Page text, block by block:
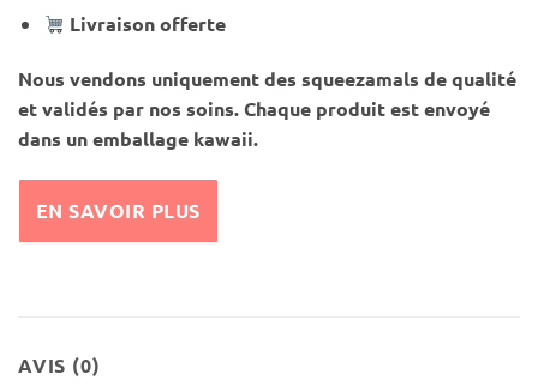
Livraison offerte
Nous vendons uniquement des squeezamals de qualité
et validés par nos soins. Chaque produit est envoyé
dans un emballage kawaii.
EN SAVOIR PLUS
AVIS (0)